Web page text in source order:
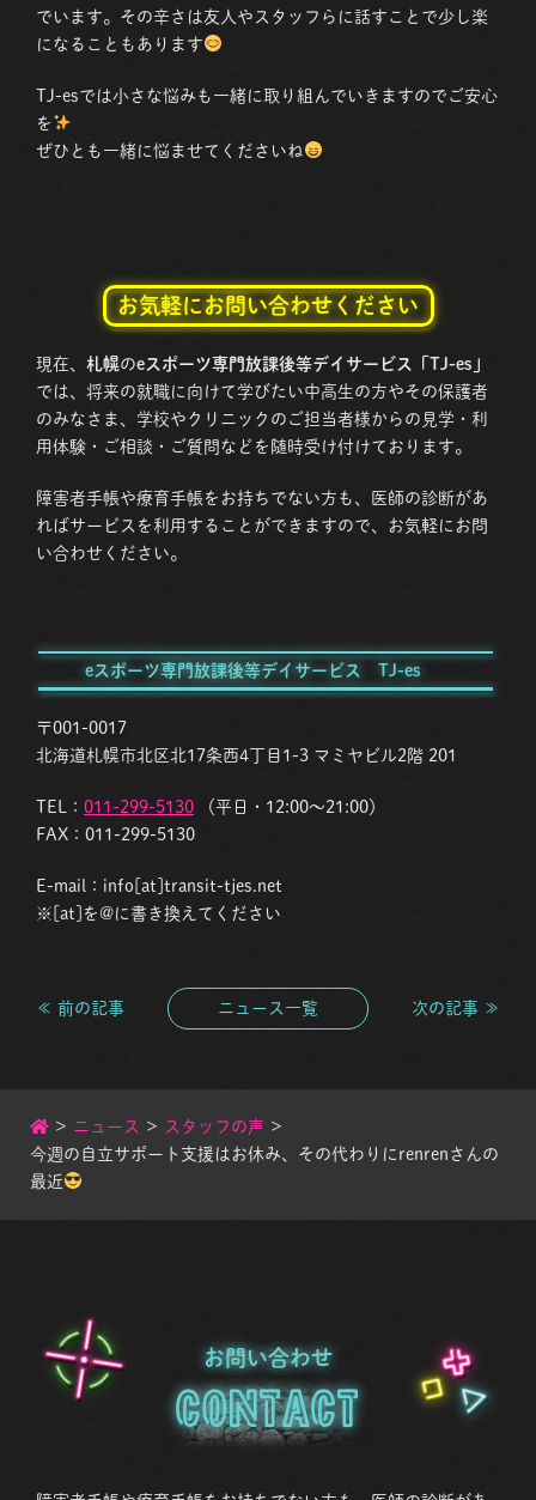
でいます。その辛さは友人やスタッフらに話すことで少し楽
になることもあります
TJ-esでは小さな悩みも一緒に取り組んでいきますのでご安心
を
ぜひとも一緒に悩ませてくださいね
お気軽にお問い合わせください
現在、 札幌のeスポーツ専門放課後等デイサービス「TJ-es」
では、将来の就職に向けて学びたい中高生の方やその保護者
のみなさま、学校やクリニックのご担当者様からの見学・利
用体験・ご相談・ご質問などを随時受け付けております。
障害者手帳や療育手帳をお持ちでない方も、医師の診断があ
ればサービスを利用することができますので、お気軽にお問
い合わせください。
eスポーツ専門放課後等デイサービス TJ-es
〒001-0017
北海道札幌市北区北17条西4丁目1-3 マミヤビル2階 201
TEL： 011-299-5130 （平日・12:00〜21:00）
FAX：011-299-5130
E-mail：info[at]transit-tjes.net
※[at]を@に書き換えてください
≪ 前の記事 ニュース一覧 次の記事 ≫
> ニュース > スタッフの声 >
今週の自立サポート支援はお休み、その代わりにrenrenさんの
最近
お問い合わせ
Contact